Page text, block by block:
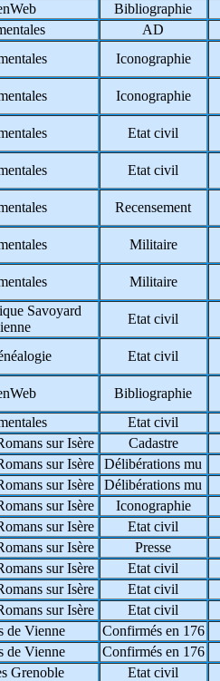
Bibliographie
AD
Iconographie
Iconographie
Etat civil
Etat civil
Recensement
Militaire
Militaire
Savoyard
Etat civil
Etat civil
Bibliographie
Etat civil
sur Isère Cadastre
sur Isère Délibérations mu
sur Isère Délibérations mu
sur Isère Iconographie
sur Isère Etat civil
sur Isère Presse
sur Isère Etat civil
sur Isère Etat civil
sur Isère Etat civil
de Vienne Confirmés en 176
de Vienne Confirmés en 176
Grenoble Etat civil